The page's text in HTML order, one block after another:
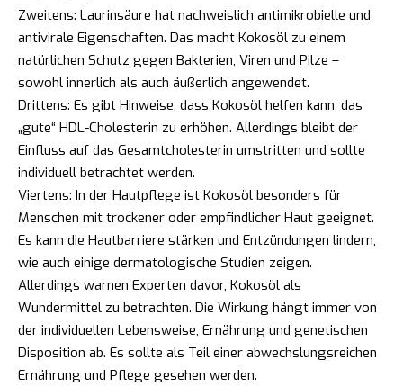
Zweitens: Laurinsäure hat nachweislich antimikrobielle und
antivirale Eigenschaften. Das macht Kokosöl zu einem
natürlichen Schutz gegen Bakterien, Viren und Pilze –
sowohl innerlich als auch äußerlich angewendet.
Drittens: Es gibt Hinweise, dass Kokosöl helfen kann, das
„gute“ HDL-Cholesterin zu erhöhen. Allerdings bleibt der
Einfluss auf das Gesamtcholesterin umstritten und sollte
individuell betrachtet werden.
Viertens: In der Hautpflege ist Kokosöl besonders für
Menschen mit trockener oder empfindlicher Haut geeignet.
Es kann die Hautbarriere stärken und Entzündungen lindern,
wie auch einige dermatologische Studien zeigen.
Allerdings warnen Experten davor, Kokosöl als
Wundermittel zu betrachten. Die Wirkung hängt immer von
der individuellen Lebensweise, Ernährung und genetischen
Disposition ab. Es sollte als Teil einer abwechslungsreichen
Ernährung und Pflege gesehen werden.